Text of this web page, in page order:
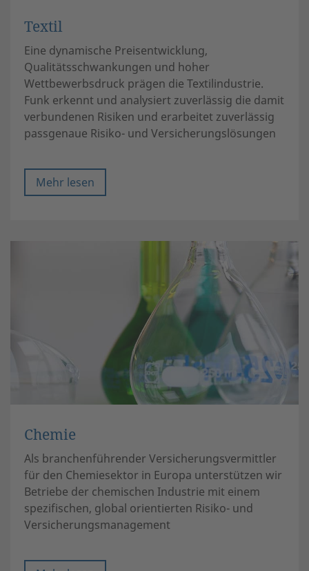
Textil
Eine dynamische Preisentwicklung,
Qualitätsschwankungen und hoher
Wettbewerbsdruck prägen die Textilindustrie.
Funk erkennt und analysiert zuverlässig die damit
verbundenen Risiken und erarbeitet zuverlässig
passgenaue Risiko- und Versicherungslösungen
Mehr lesen
Chemie
Als branchenführender Versicherungsvermittler
für den Chemiesektor in Europa unterstützen wir
Betriebe der chemischen Industrie mit einem
spezifischen, global orientierten Risiko- und
Versicherungsmanagement